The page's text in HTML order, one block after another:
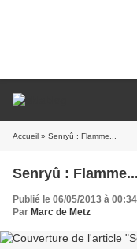
Accueil » Senryû : Flamme...
Senryû : Flamme...
Publié le 06/05/2013 à 00:34
Par Marc de Metz